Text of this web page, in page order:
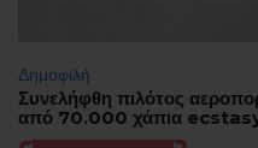
Δημοφιλή
Συνελήφθη πιλότος
από 70.000 χάπια ecstasy